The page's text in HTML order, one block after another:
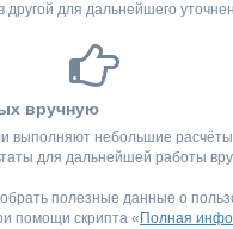
другой для дальнейшего
вручную
выполняют небольшие
для дальнейшей работы
полезные данные о
помощи скрипта « Полная